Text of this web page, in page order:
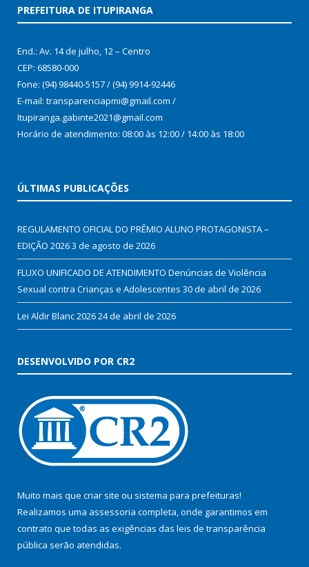
PREFEITURA DE ITUPIRANGA
End.: Av. 14 de julho, 12 – Centro
CEP: 68580-000
Fone: (94) 98440-5157 / (94) 9914-92446
E-mail: transparenciapmi@gmail.com /
Itupiranga.gabinte2021@gmail.com
Horário de atendimento: 08:00 às 12:00 / 14:00 às 18:00
ÚLTIMAS PUBLICAÇÕES
REGULAMENTO OFICIAL DO PRÊMIO ALUNO PROTAGONISTA –
EDIÇÃO 20263 de agosto de 2026
FLUXO UNIFICADO DE ATENDIMENTO Denúncias de Violência
Sexual contra Crianças e Adolescentes 30 de abril de 2026
Lei Aldir Blanc 202624 de abril de 2026
DESENVOLVIDO POR CR2
Muito mais que criar site ou sistema para prefeituras!
Realizamos uma assessoria completa, onde garantimos em
contrato que todas as exigências das leis de transparência
pública serão atendidas.